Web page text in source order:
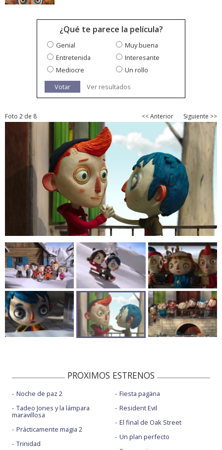
¿Qué te parece la película?
Genial
Muy buena
Entretenida
Interesante
Mediocre
Un rollo
Votar
Ver resultados
Foto 2 de 8 << Anterior Siguiente >>
PROXIMOS ESTRENOS
Noche de paz 2
Tadeo Jones y la lámpara
maravillosa
Prácticamente magia 2
Trinidad
Fiesta pagäna
Resident Evil
El final de Oak Street
Un plan perfecto